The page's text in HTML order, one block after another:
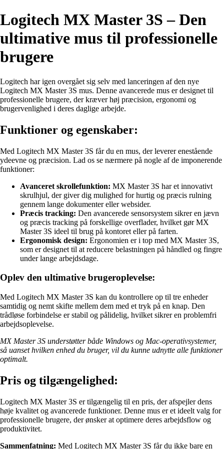
Logitech MX Master 3S – Den
ultimative mus til professionelle
brugere
Logitech har igen overgået sig selv med lanceringen af den nye
Logitech MX Master 3S mus. Denne avancerede mus er designet til
professionelle brugere, der kræver høj præcision, ergonomi og
brugervenlighed i deres daglige arbejde.
Funktioner og egenskaber:
Med Logitech MX Master 3S får du en mus, der leverer enestående
ydeevne og præcision. Lad os se nærmere på nogle af de imponerende
funktioner:
Avanceret skrollefunktion: MX Master 3S har et innovativt
skrulhjul, der giver dig mulighed for hurtig og præcis rulning
gennem lange dokumenter eller websider.
Præcis tracking: Den avancerede sensorsystem sikrer en jævn
og præcis tracking på forskellige overflader, hvilket gør MX
Master 3S ideel til brug på kontoret eller på farten.
Ergonomisk design: Ergonomien er i top med MX Master 3S,
som er designet til at reducere belastningen på håndled og fingre
under lange arbejdsdage.
Oplev den ultimative brugeroplevelse:
Med Logitech MX Master 3S kan du kontrollere op til tre enheder
samtidig og nemt skifte mellem dem med et tryk på en knap. Den
trådløse forbindelse er stabil og pålidelig, hvilket sikrer en problemfri
arbejdsoplevelse.
MX Master 3S understøtter både Windows og Mac-operativsystemer,
så uanset hvilken enhed du bruger, vil du kunne udnytte alle funktioner
optimalt.
Pris og tilgængelighed:
Logitech MX Master 3S er tilgængelig til en pris, der afspejler dens
høje kvalitet og avancerede funktioner. Denne mus er et ideelt valg for
professionelle brugere, der ønsker at optimere deres arbejdsflow og
produktivitet.
Sammenfatning: Med Logitech MX Master 3S får du ikke bare en